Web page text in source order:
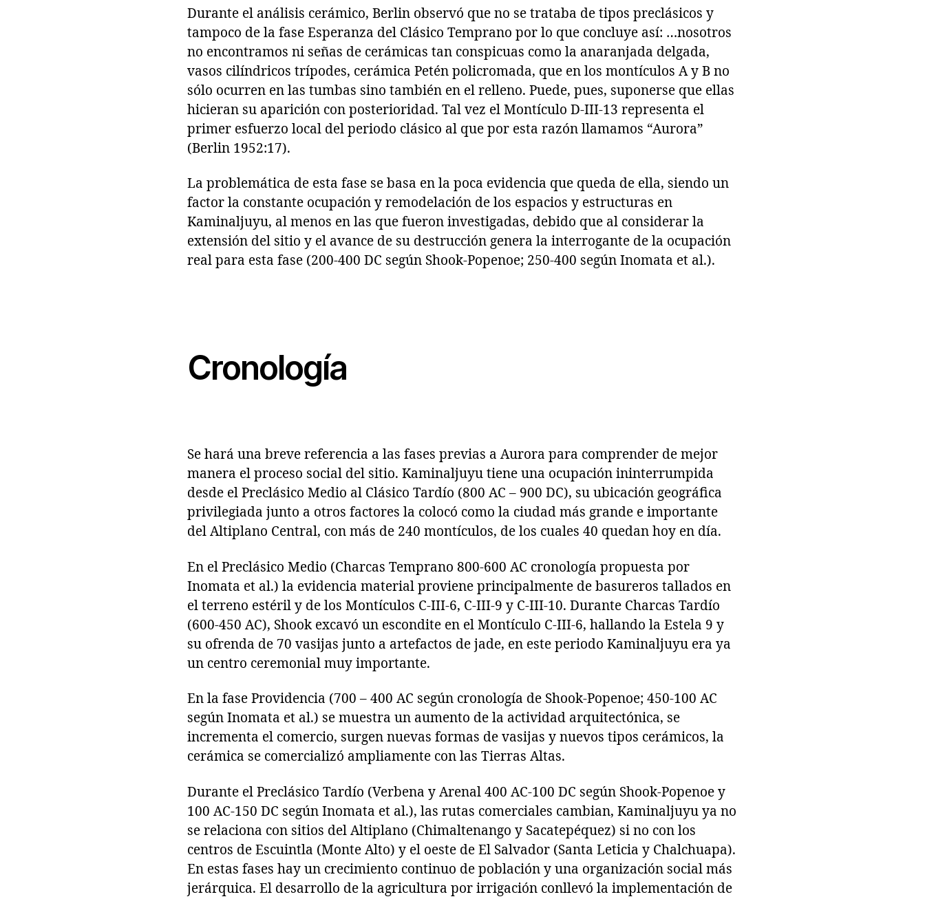
Durante el análisis cerámico, Berlin observó que no se trataba de tipos preclásicos y
tampoco de la fase Esperanza del Clásico Temprano por lo que concluye así: …nosotros
no encontramos ni señas de cerámicas tan conspicuas como la anaranjada delgada,
vasos cilíndricos trípodes, cerámica Petén policromada, que en los montículos A y B no
sólo ocurren en las tumbas sino también en el relleno. Puede, pues, suponerse que ellas
hicieran su aparición con posterioridad. Tal vez el Montículo D-III-13 representa el
primer esfuerzo local del periodo clásico al que por esta razón llamamos “Aurora”
(Berlin 1952:17).
La problemática de esta fase se basa en la poca evidencia que queda de ella, siendo un
factor la constante ocupación y remodelación de los espacios y estructuras en
Kaminaljuyu, al menos en las que fueron investigadas, debido que al considerar la
extensión del sitio y el avance de su destrucción genera la interrogante de la ocupación
real para esta fase (200-400 DC según Shook-Popenoe; 250-400 según Inomata et al.).
Cronología
Se hará una breve referencia a las fases previas a Aurora para comprender de mejor
manera el proceso social del sitio. Kaminaljuyu tiene una ocupación ininterrumpida
desde el Preclásico Medio al Clásico Tardío (800 AC – 900 DC), su ubicación geográfica
privilegiada junto a otros factores la colocó como la ciudad más grande e importante
del Altiplano Central, con más de 240 montículos, de los cuales 40 quedan hoy en día.
En el Preclásico Medio (Charcas Temprano 800-600 AC cronología propuesta por
Inomata et al.) la evidencia material proviene principalmente de basureros tallados en
el terreno estéril y de los Montículos C-III-6, C-III-9 y C-III-10. Durante Charcas Tardío
(600-450 AC), Shook excavó un escondite en el Montículo C-III-6, hallando la Estela 9 y
su ofrenda de 70 vasijas junto a artefactos de jade, en este periodo Kaminaljuyu era ya
un centro ceremonial muy importante.
En la fase Providencia (700 – 400 AC según cronología de Shook-Popenoe; 450-100 AC
según Inomata et al.) se muestra un aumento de la actividad arquitectónica, se
incrementa el comercio, surgen nuevas formas de vasijas y nuevos tipos cerámicos, la
cerámica se comercializó ampliamente con las Tierras Altas.
Durante el Preclásico Tardío (Verbena y Arenal 400 AC-100 DC según Shook-Popenoe y
100 AC-150 DC según Inomata et al.), las rutas comerciales cambian, Kaminaljuyu ya no
se relaciona con sitios del Altiplano (Chimaltenango y Sacatepéquez) si no con los
centros de Escuintla (Monte Alto) y el oeste de El Salvador (Santa Leticia y Chalchuapa).
En estas fases hay un crecimiento continuo de población y una organización social más
jerárquica. El desarrollo de la agricultura por irrigación conllevó la implementación de